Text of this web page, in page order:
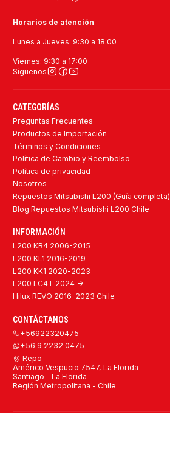
Horarios de atención
Lunes a Jueves: 9:30 a 18:00
Viernes: 9:30 a 17:00
Síguenos
CATEGORÍAS
Preguntas Frecuentes
Productos de Importación
Términos y Condiciones
Política de Cambio y Reembolso
Política de privacidad
Nosotros
Repuestos Mitsubishi L200 (Guía completa)
Blog Repuestos Mitsubishi L200 Chile
INFORMACIÓN
L200 KB4 2006-2015
L200 KL1 2016-2019
L200 KK1 2020-2023
L200 LC4T 2024 ->
Hilux REVO 2016-2023 Chile
CONTÁCTANOS
+56922320475
+56 9 2232 0475
Repo
Américo Vespucio 7547, La Florida
Santiago - La Florida
Región Metropolitana - Chile